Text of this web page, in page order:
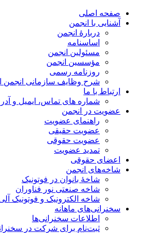
صفحه اصلی
آشنایی با انجمن
دربارۀ انجمن
اساسنامه
مسئولین انجمن
مؤسسین انجمن
روزنامه رسمی
شرح وظایف سازمانی انجمن
ارتباط با ما
شماره های تماس، ایمیل و
عضویت در انجمن
راهنمای عضویت
عضویت حقیقی
عضویت حقوقی
تمدید عضویت
اعضای حقوقی
شاخه‌های انجمن
شاخۀ بانوان در فوتونیک
شاخه صنعتی نور فناوران
شاخه‌ الکترونیک و فوتونیک آلی
سخنرانی‌های ماهانه
اطلاعات سخنرانی‌‌ها
ثبت‌نام برای شرکت در